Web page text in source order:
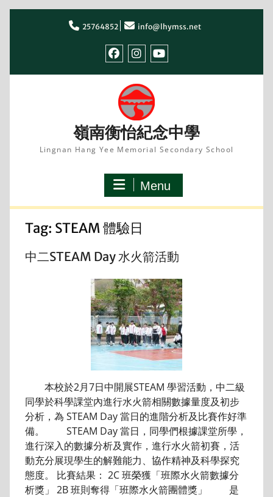
25764852 info@lhymss.net
嶺南衡怡紀念中學
Lingnan Hang Yee Memorial Secondary School
Menu
Tag: STEAM 體驗日
中二STEAM Day 水火箭活動
本校於2月7日中開展STEAM 學習活動，中二級
同學於科學課堂內進行水火箭相關數據量度及初步
分析，為 STEAM Day 當日的進階分析及比賽作好準
備。 STEAM Day 當日，同學們根據課堂所學，
進行深入的數據分析及實作，進行水火箭初賽，活
動充分展現學生的解難能力、協作精神及科學探究
態度。 比賽結果： 2C 班榮獲「班際水火箭數據分
析獎」 2B 班則奪得「班際水火箭團體獎」 是